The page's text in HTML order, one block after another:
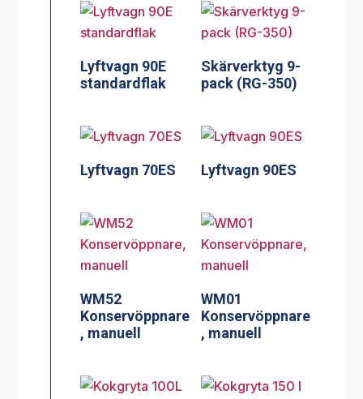
Lyftvagn 90E
standardflak
Skärverktyg 9-
pack (RG-350)
Lyftvagn 70ES Lyftvagn 90ES
WM52
Konservöppnare
, manuell
WM01
Konservöppnare
, manuell